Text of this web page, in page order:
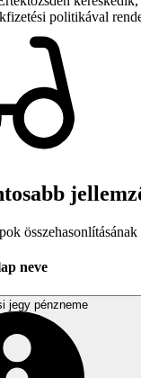
politikával
neve
jegy pénzneme